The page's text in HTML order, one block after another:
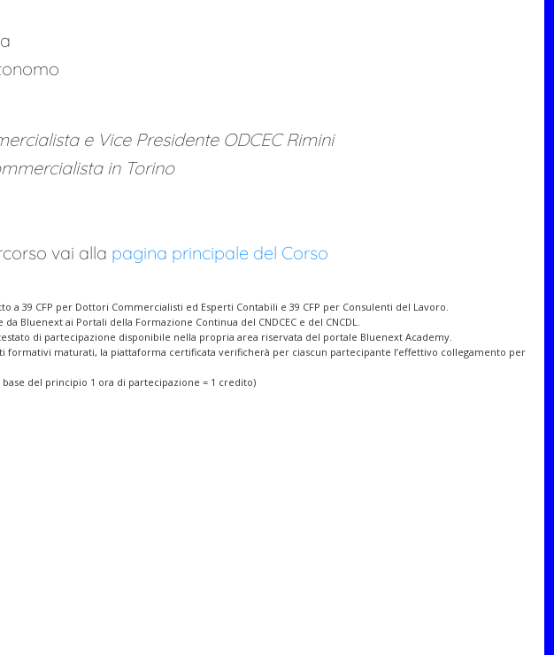
e Vice Presidente ODCEC Rimini
in Torino
vai alla pagina principale del Corso
a 39 CFP per Dottori Commercialisti ed Esperti Contabili e 39 CFP per Consulenti del Lavoro.
Bluenext ai Portali della Formazione Continua del CNDCEC e del CNCDL.
di partecipazione disponibile nella propria area riservata del portale Bluenext Academy.
formativi maturati, la piattaforma certificata verificherà per ciascun partecipante l’effettivo collegamento per
del principio 1 ora di partecipazione = 1 credito)